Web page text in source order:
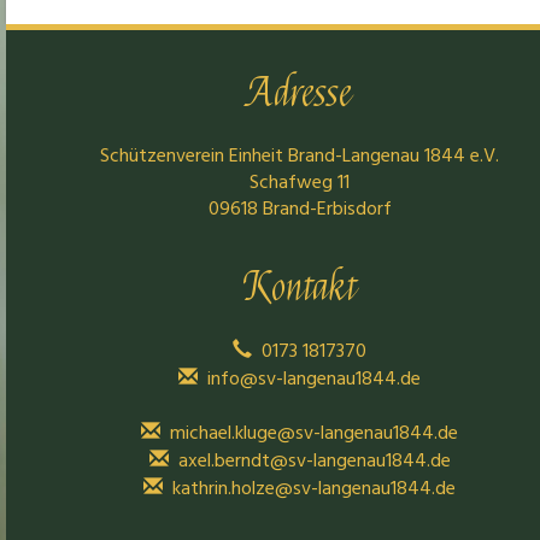
Adresse
Schützenverein Einheit Brand-Langenau 1844 e.V.
Schafweg 11
09618 Brand-Erbisdorf
Kontakt
0173 1817370
info@sv-langenau1844.de
michael.kluge@sv-langenau1844.de
axel.berndt@sv-langenau1844.de
kathrin.holze@sv-langenau1844.de